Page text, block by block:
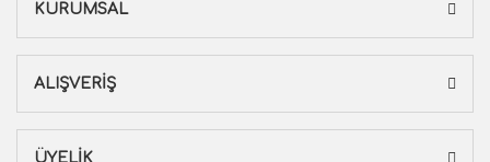
KURUMSAL
ALIŞVERİŞ
ÜYELİK